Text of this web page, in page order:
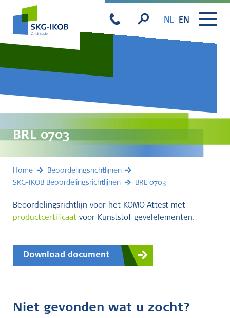
NL EN
BRL 0703
Home
Beoordelingsrichtlijnen
SKG-IKOB Beoordelingsrichtlijnen
BRL 0703
Beoordelingsrichtlijn voor het KOMO Attest met
productcertificaat voor Kunststof gevelelementen.
Download document
Niet gevonden wat u zocht?